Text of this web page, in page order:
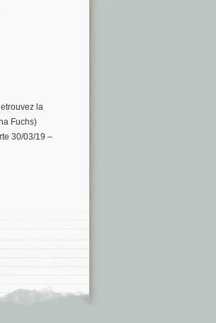
la
Fuchs)
30/03/19 –